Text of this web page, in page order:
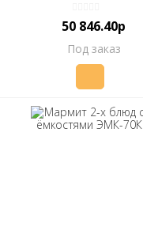
2,8 кВт, 400/230В)
50 846.40р
Под заказ